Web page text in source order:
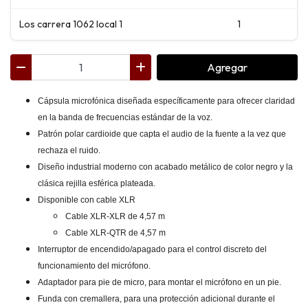
Los carrera 1062 local 1 1
Agregar
Cápsula microfónica diseñada específicamente para ofrecer claridad
en la banda de frecuencias estándar de la voz.
Patrón polar cardioide que capta el audio de la fuente a la vez que
rechaza el ruido.
Diseño industrial moderno con acabado metálico de color negro y la
clásica rejilla esférica plateada.
Disponible con cable XLR
Cable XLR-XLR de 4,57 m
Cable XLR-QTR de 4,57 m
Interruptor de encendido/apagado para el control discreto del
funcionamiento del micrófono.
Adaptador para pie de micro, para montar el micrófono en un pie.
Funda con cremallera, para una protección adicional durante el